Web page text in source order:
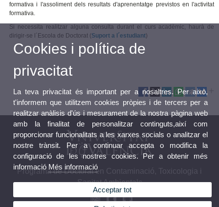
formativa i l'assoliment dels resultats d'aprenentatge previstos en l'activitat
formativa.
Si necessita realitzar alguna consulta durant el curs acadèmic, haurà de
dirigir-se l´Escola de Doctorat (Suport a l´estudiant)
Programa de Doctorat en Contaminació, Toxicologia i
Sanitat Ambientals
Cookies i política de
privacitat
La teva privacitat és important per a nosaltres. Per això,
t'informem que utilitzem cookies pròpies i de tercers per a
realitzar anàlisis d'ús i mesurament de la nostra pàgina web
amb la finalitat de personalitzar continguts,així com
proporcionar funcionalitats a les xarxes socials o analitzar el
nostre trànsit. Per a continuar accepta o modifica la
configuració de les nostres cookies. Per a obtenir més
informació Més informació
Acceptar tot